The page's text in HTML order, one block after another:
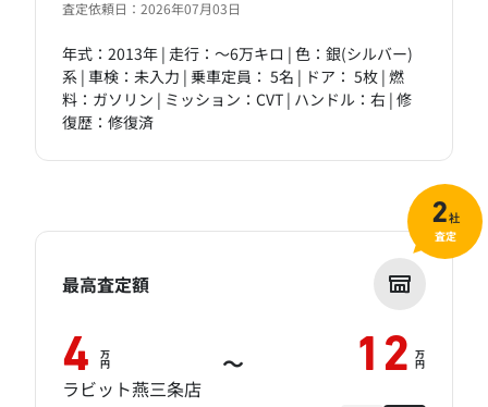
査定依頼日：2026年07月03日
年式：2013年 | 走行：～6万キロ | 色：銀(シルバー)
系 | 車検：未入力 | 乗車定員： 5名 | ドア： 5枚 | 燃
料：ガソリン | ミッション：CVT | ハンドル：右 | 修
復歴：修復済
最高査定額
4 万
円 ～ 12 万
円
ラビット燕三条店
2社
査定